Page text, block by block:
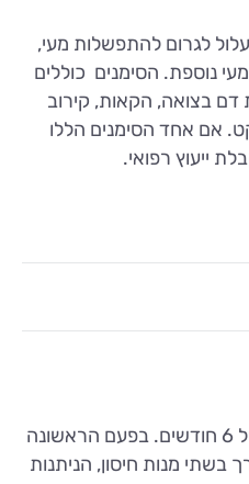
לגרום להתפשלות מעי,
נוספת. הסימנים כוללים
דם בצואה, הקאות, קירוב
אם אחד הסימנים הללו
ייעוץ רפואי.
החיסון מומלץ אחת לשנה מגיל 6 חודשים. בפעם הראשונה
מנות חיסון, הניתנות